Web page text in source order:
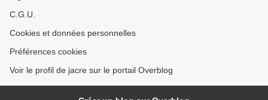
C.G.U.
Cookies et données personnelles
Préférences cookies
Voir le profil de jacre sur le portail Overblog